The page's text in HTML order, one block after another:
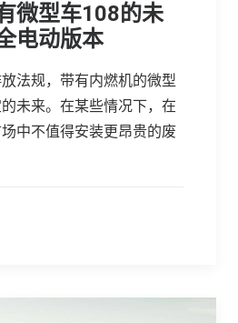
微型车108的未
电动版本
法规，带有内燃机的微型
未来。在某些情况下，在
中不值得安装更昂贵的废